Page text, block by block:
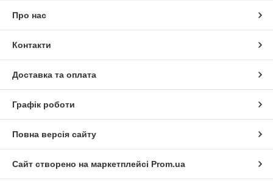
Про нас
Контакти
Доставка та оплата
Графік роботи
Повна версія сайту
Сайт створено на маркетплейсі Prom.ua